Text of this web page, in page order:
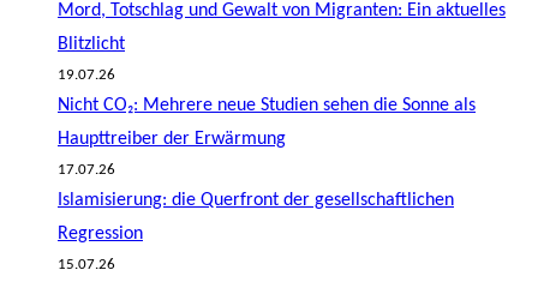
Mord, Totschlag und Gewalt von Migranten: Ein aktuelles
Blitzlicht
19.07.26
Nicht CO₂: Mehrere neue Studien sehen die Sonne als
Haupttreiber der Erwärmung
17.07.26
Islamisierung: die Querfront der gesellschaftlichen
Regression
15.07.26